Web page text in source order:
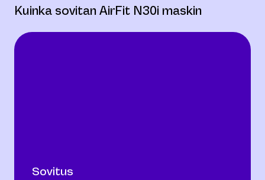
Kuinka sovitan AirFit N30i maskin
Sovitus